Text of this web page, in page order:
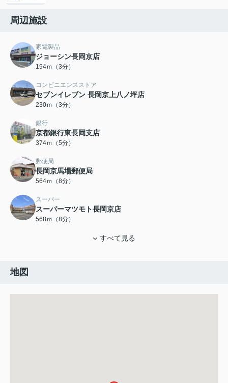
周辺施設
家電製品
ジョーシン長岡京店
194ｍ（3分）
コンビニエンスストア
セブンイレブン 長岡京上八ノ坪店
230ｍ（3分）
銀行
京都銀行東長岡支店
374ｍ（5分）
郵便局
長岡京馬場郵便局
564ｍ（8分）
スーパー
スーパーマツモト長岡京店
568ｍ（8分）
すべて見る
地図